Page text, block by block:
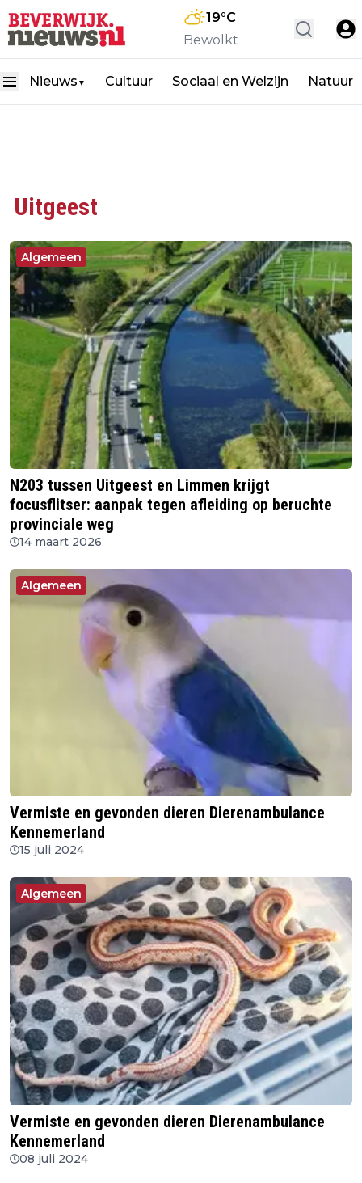
19°C
Bewolkt
Nieuws ▼ Cultuur Sociaal en Welzijn Natuur
Uitgeest
Algemeen
N203 tussen Uitgeest en Limmen krijgt
focusflitser: aanpak tegen afleiding op beruchte
provinciale weg
14 maart 2026
Algemeen
Vermiste en gevonden dieren Dierenambulance
Kennemerland
15 juli 2024
Algemeen
Vermiste en gevonden dieren Dierenambulance
Kennemerland
08 juli 2024